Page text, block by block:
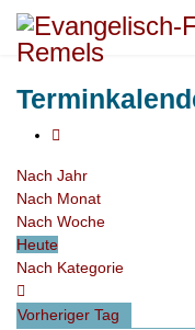
Nach Jahr
Nach Monat
Nach Woche
Heute
Nach Kategorie
Vorheriger Tag